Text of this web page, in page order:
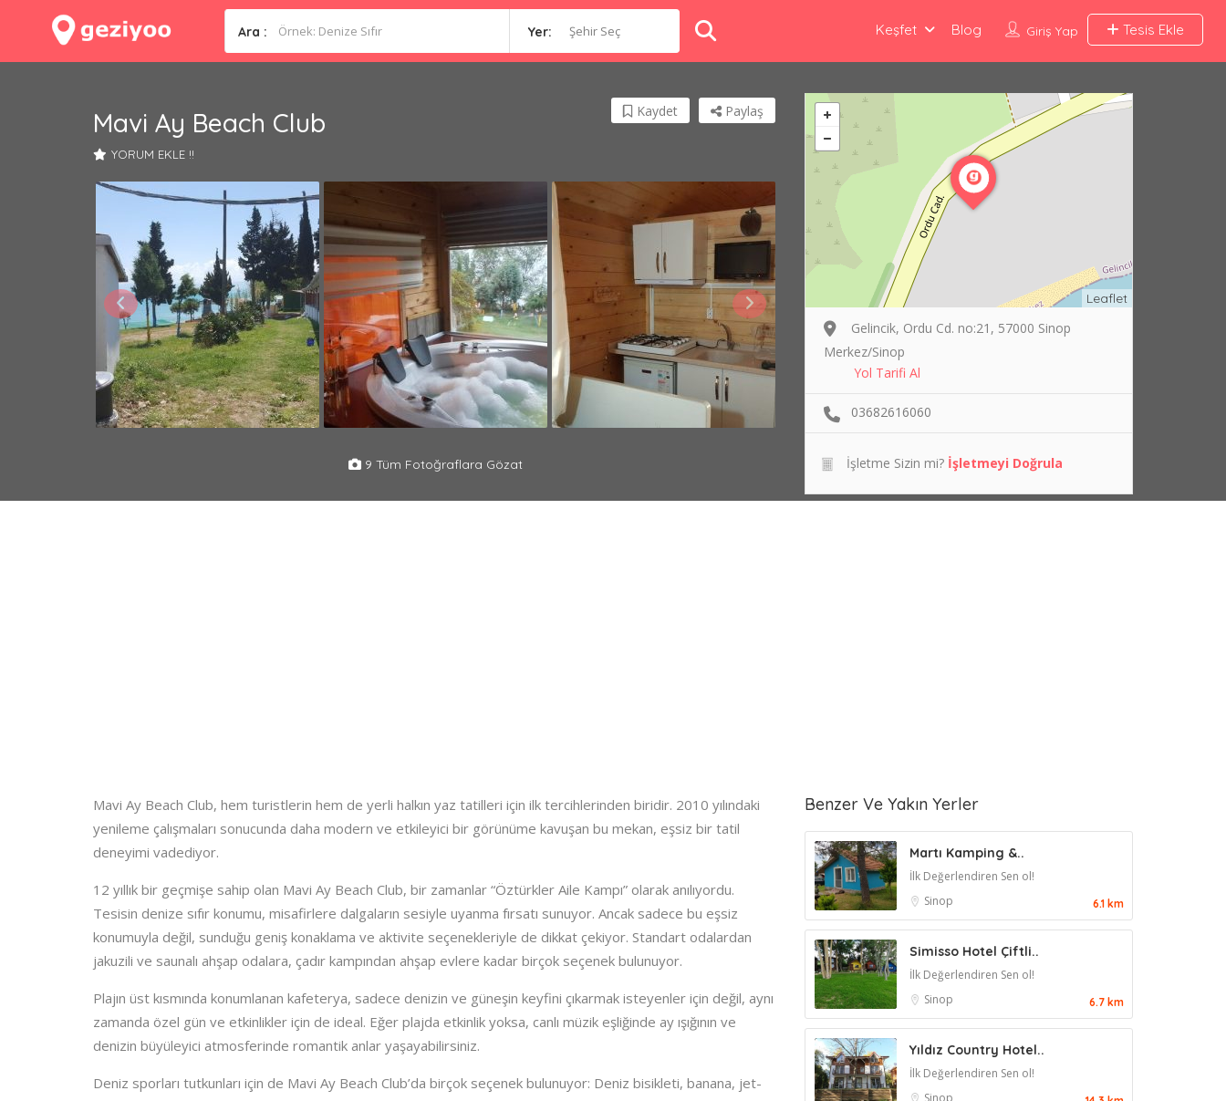
Ara : Yer: Şehir Seç Giriş Yap Tesis Ekle
Keşfet Blog
Mavi Ay Beach Club
YORUM EKLE !!
Paylaş
Kaydet
9 Tüm Fotoğraflara Gözat
Mavi Ay Beach Club, hem turistlerin hem de yerli halkın yaz tatilleri için ilk tercihlerinden biridir. 2010 yılındaki
yenileme çalışmaları sonucunda daha modern ve etkileyici bir görünüme kavuşan bu mekan, eşsiz bir tatil
deneyimi vadediyor.
12 yıllık bir geçmişe sahip olan Mavi Ay Beach Club, bir zamanlar “Öztürkler Aile Kampı” olarak anılıyordu.
Tesisin denize sıfır konumu, misafirlere dalgaların sesiyle uyanma fırsatı sunuyor. Ancak sadece bu eşsiz
konumuyla değil, sunduğu geniş konaklama ve aktivite seçenekleriyle de dikkat çekiyor. Standart odalardan
jakuzili ve saunalı ahşap odalara, çadır kampından ahşap evlere kadar birçok seçenek bulunuyor.
Plajın üst kısmında konumlanan kafeterya, sadece denizin ve güneşin keyfini çıkarmak isteyenler için değil, aynı
zamanda özel gün ve etkinlikler için de ideal. Eğer plajda etkinlik yoksa, canlı müzik eşliğinde ay ışığının ve
denizin büyüleyici atmosferinde romantik anlar yaşayabilirsiniz.
Deniz sporları tutkunları için de Mavi Ay Beach Club’da birçok seçenek bulunuyor: Deniz bisikleti, banana, jet-
Leaflet
Gelincik, Ordu Cd. no:21, 57000 Sinop
Merkez/Sinop
Yol Tarifi Al
03682616060
İşletme Sizin mi? İşletmeyi Doğrula
Benzer Ve Yakın Yerler
Martı Kamping &..
İlk Değerlendiren Sen ol!
Sinop
6.1 km
Simisso Hotel Çiftli..
İlk Değerlendiren Sen ol!
Sinop
6.7 km
Yıldız Country Hotel..
İlk Değerlendiren Sen ol!
Sinop